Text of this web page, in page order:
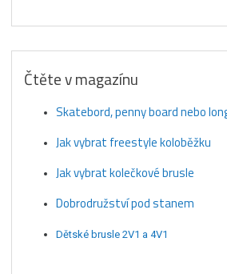
Čtěte v magazínu
Skatebord, penny board nebo
Jak vybrat freestyle koloběžku
Jak vybrat kolečkové brusle
Dobrodružství pod stanem
Dětské brusle 2V1 a 4V1